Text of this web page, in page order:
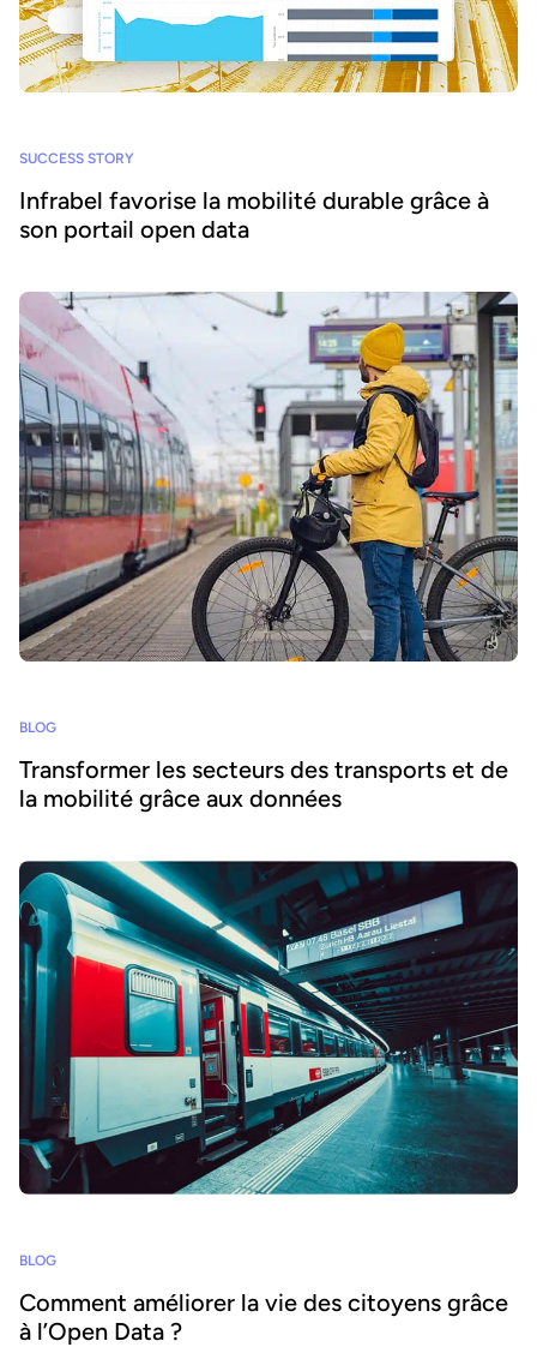
SUCCESS STORY
Infrabel favorise la mobilité durable grâce à
son portail open data
BLOG
Transformer les secteurs des transports et de
la mobilité grâce aux données
BLOG
Comment améliorer la vie des citoyens grâce
à l’Open Data ?